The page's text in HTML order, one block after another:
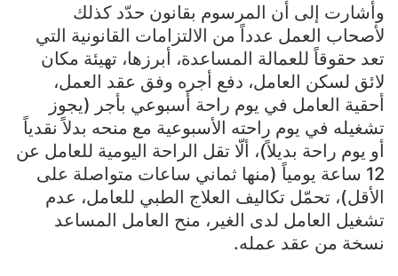
وأشارت إلى أن المرسوم بقانون حدّد كذلك
لأصحاب العمل عدداً من الالتزامات القانونية التي
تعد حقوقاً للعمالة المساعدة، أبرزها، تهيئة مكان
لائق لسكن العامل، دفع أجره وفق عقد العمل،
أحقية العامل في يوم راحة أسبوعي بأجر (يجوز
تشغيله في يوم راحته الأسبوعية مع منحه بدلاً نقدياً
أو يوم راحة بديلاً)، ألّا تقل الراحة اليومية للعامل عن
12 ساعة يومياً (منها ثماني ساعات متواصلة على
الأقل)، تحمّل تكاليف العلاج الطبي للعامل، عدم
تشغيل العامل لدى الغير، منح العامل المساعد
نسخة من عقد عمله.